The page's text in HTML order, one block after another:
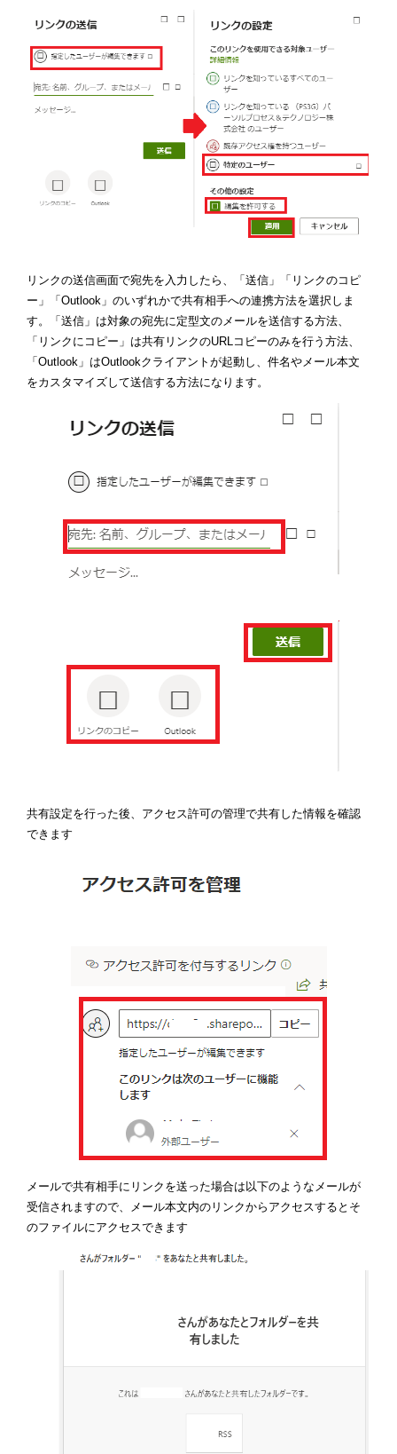
リンクの送信画面で宛先を入力したら、「送信」「リンクのコピ
ー」「Outlook」のいずれかで共有相手への連携方法を選択しま
す。「送信」は対象の宛先に定型文のメールを送信する方法、
「リンクにコピー」は共有リンクのURLコピーのみを行う方法、
「Outlook」はOutlookクライアントが起動し、件名やメール本文
をカスタマイズして送信する方法になります。
共有設定を行った後、アクセス許可の管理で共有した情報を確認
できます
メールで共有相手にリンクを送った場合は以下のようなメールが
受信されますので、メール本文内のリンクからアクセスするとそ
のファイルにアクセスできます